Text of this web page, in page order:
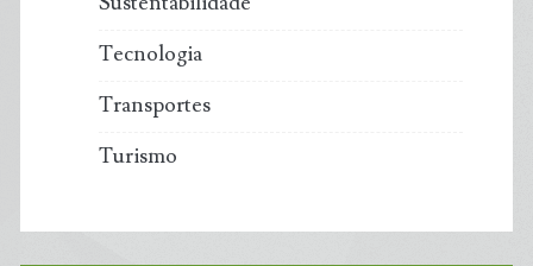
Tecnologia
Transportes
Turismo